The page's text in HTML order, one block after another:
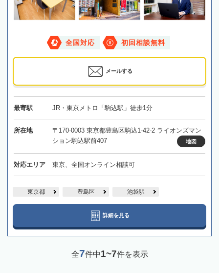
全国対応 初回相談無料
メールする
最寄駅 JR・東京メトロ「駒込駅」徒歩1分
所在地
〒170-0003 東京都豊島区駒込1-42-2 ライオンズマン
ション駒込駅前407
地図
対応エリア 東京、全国オンライン相談可
東京都 豊島区 池袋駅
詳細を見る
全7件中1~7件を表示